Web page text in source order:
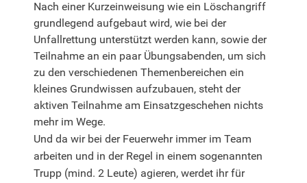
Nach einer Kurzeinweisung wie ein Löschangriff
grundlegend aufgebaut wird, wie bei der
Unfallrettung unterstützt werden kann, sowie der
Teilnahme an ein paar Übungsabenden, um sich
zu den verschiedenen Themenbereichen ein
kleines Grundwissen aufzubauen, steht der
aktiven Teilnahme am Einsatzgeschehen nichts
mehr im Wege.
Und da wir bei der Feuerwehr immer im Team
arbeiten und in der Regel in einem sogenannten
Trupp (mind. 2 Leute) agieren, werdet ihr für